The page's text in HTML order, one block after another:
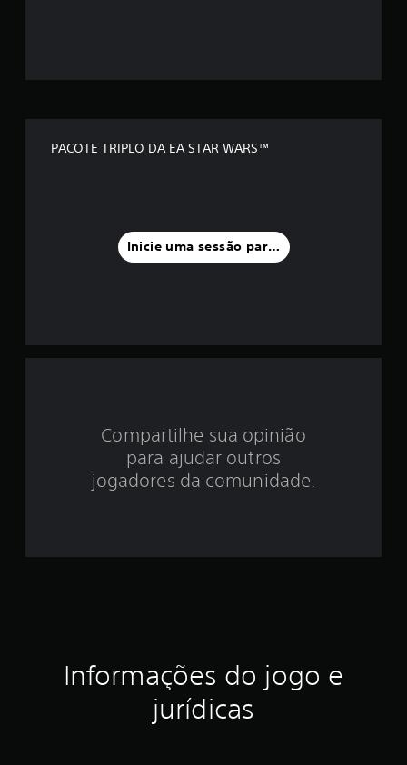
m
d
e
PACOTE TRIPLO DA EA STAR WARS™
Inicie uma sessão para classificar
Compartilhe sua opinião
para ajudar outros
jogadores da comunidade.
Informações do jogo e
jurídicas